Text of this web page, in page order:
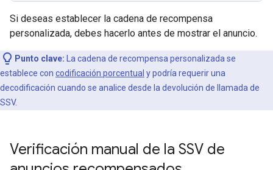
Si deseas establecer la cadena de recompensa
personalizada, debes hacerlo antes de mostrar el anuncio.
Punto clave: La cadena de recompensa personalizada se
establece con codificación porcentual y podría requerir una
decodificación cuando se analice desde la devolución de llamada de
SSV.
Verificación manual de la SSV de